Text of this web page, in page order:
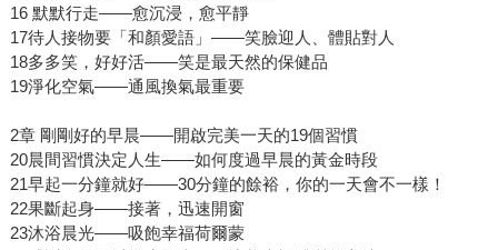
16 默默行走——愈沉浸，愈平靜
17待人接物要「和顏愛語」——笑臉迎人、體貼對人
18多多笑，好好活——笑是最天然的保健品
19淨化空氣——通風換氣最重要
2章 剛剛好的早晨——開啟完美一天的19個習慣
20晨間習慣決定人生——如何度過早晨的黃金時段
21早起一分鐘就好——30分鐘的餘裕，你的一天會不一樣！
22果斷起身——接著，迅速開窗
23沐浴晨光——吸飽幸福荷爾蒙